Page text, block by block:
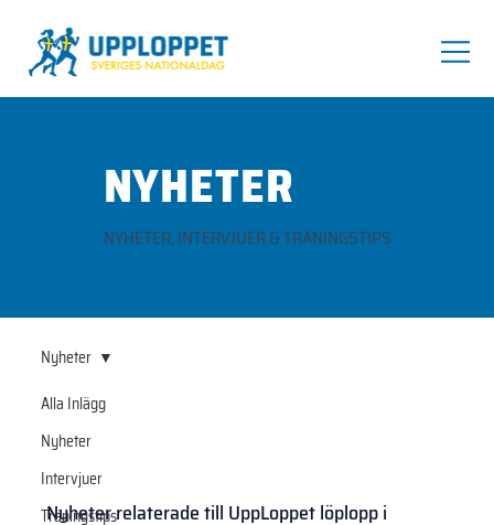
NYHETER
NYHETER, INTERVJUER & TRÄNINGSTIPS
Alla Inlägg
Nyheter
Intervjuer
Träningstips
Nyheter
Nyheter
Nyheter relaterade till UppLoppet löplopp i